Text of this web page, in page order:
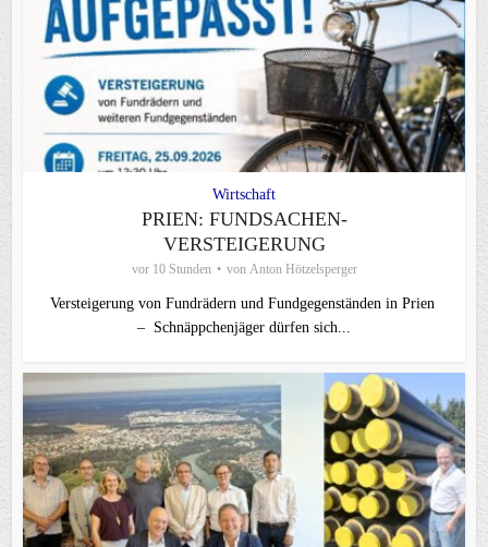
Wirtschaft
PRIEN: FUNDSACHEN-
VERSTEIGERUNG
vor 10 Stunden von Anton Hötzelsperger
Versteigerung von Fundrädern und Fundgegenständen in Prien
– Schnäppchenjäger dürfen sich...